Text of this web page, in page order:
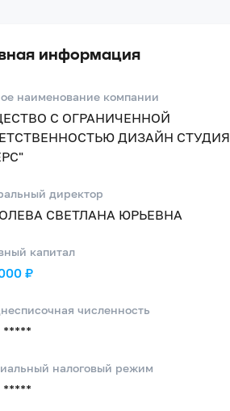
информация
наименование компании
С ОГРАНИЧЕННОЙ
ДИЗАЙН СТУДИЯ
директор
СВЕТЛАНА ЮРЬЕВНА
капитал
₽
численность
*****
налоговый режим
*****